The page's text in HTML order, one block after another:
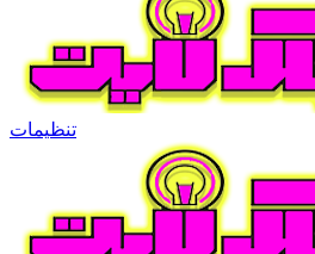
تنظیمات